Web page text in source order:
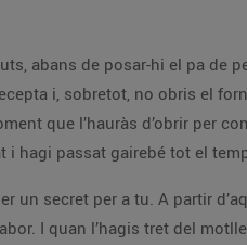
abans de posar-hi el pa
i, sobretot, no obris el
que l’hauràs d’obrir per
i hagi passat gairebé tot el
un secret per a tu. A partir
I quan l’hagis tret del